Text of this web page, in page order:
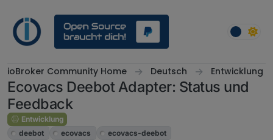
ioBroker Community Home Deutsch Entwicklung
Ecovacs Deebot Adapter: Status und
Feedback
Entwicklung
deebot
ecovacs
ecovacs-deebot